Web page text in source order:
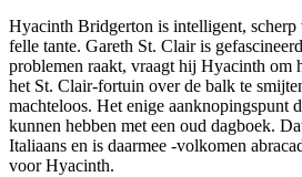
Hyacinth Bridgerton is intelligent,
felle tante. Gareth St. Clair is
problemen raakt, vraagt hij Hyacinth om
het St. Clair-fortuin over de balk te
machteloos. Het enige aanknopingspunt
kunnen hebben met een oud dagboek.
Italiaans en is daarmee -volkomen
voor Hyacinth.